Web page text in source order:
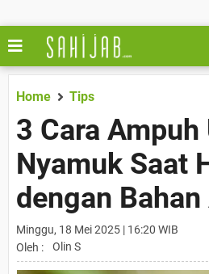
Home Tips
3 Cara Ampuh
Nyamuk Saat
dengan
Minggu, 18 Mei 2025 | 16:20 WIB
Oleh :
Olin S